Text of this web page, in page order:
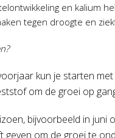
en kalium
tegen droogte en
kun je starten
om de groei op
bijvoorbeeld in juni
geven om de groei te